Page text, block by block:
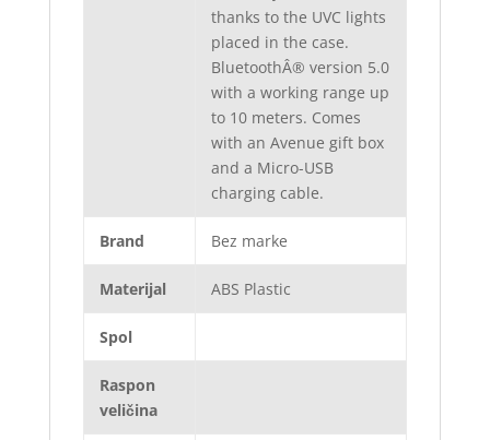
thanks to the UVC lights
placed in the case.
BluetoothÂ® version 5.0
with a working range up
to 10 meters. Comes
with an Avenue gift box
and a Micro-USB
charging cable.
Brand Bez marke
Materijal ABS Plastic
Spol
Raspon
veličina